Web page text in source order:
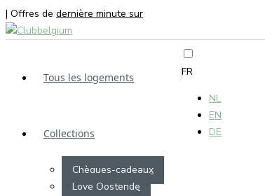
| Offres de dernière minute sur
Tous les logements
Collections
Chèques-cadeaux
Love Oostende
FR
NL
EN
DE